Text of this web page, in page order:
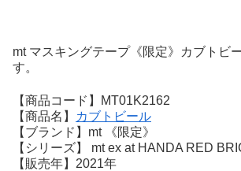
mt マスキングテープ《限定》カブトビ
す。
【商品コード】MT01K2162
【商品名】
カブトビール
【ブランド】mt 《限定》
【シリーズ】 mt ex at HANDA RED
【販売年】2021年